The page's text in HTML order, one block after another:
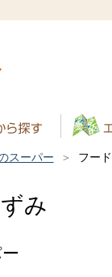
スーパー フー
み